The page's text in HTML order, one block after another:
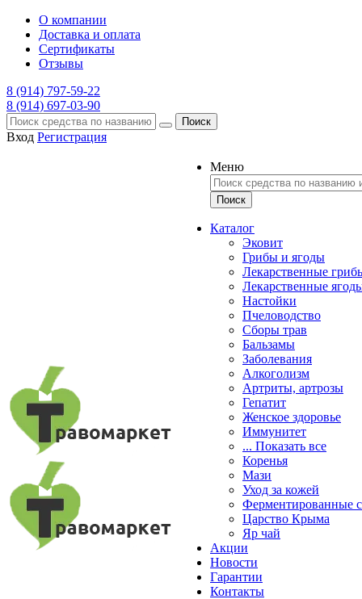
О компании
Доставка и оплата
Сертификаты
Отзывы
8 (914) 797-59-22
8 (914) 697-03-90
Поиск
Вход Регистрация
Меню
Каталог
Эковит
Грибы и ягоды
Лекарственные
Лекарственные
Настойки
Пчеловодство
Сборы трав
Бальзамы
Заболевания
Алкоголизм
Артриты, артрозы
Гепатит
Женское здоровье
Иммунитет
... Показать все
Коренья
Мази
Уход за кожей
Ферментированные
Царство Крыма
Яр чай
Акции
Новости
Гарантии
Контакты